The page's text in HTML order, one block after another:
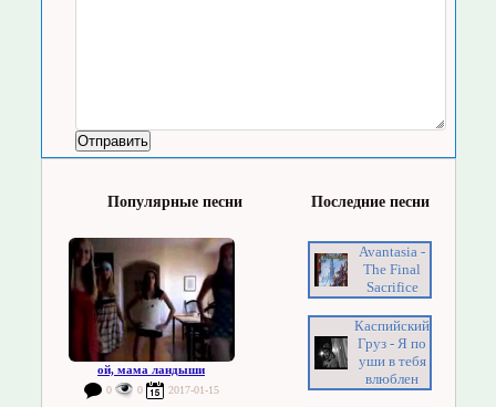
Популярные песни
ой, мама ландыши
0 0 2017-01-15
Последние песни
Avantasia -
The Final
Sacrifice
Каспийский
Груз - Я по
уши в тебя
влюблен